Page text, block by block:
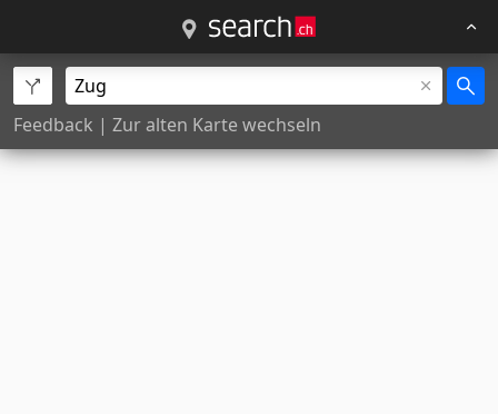
Feedback | Zur alten Karte wechseln